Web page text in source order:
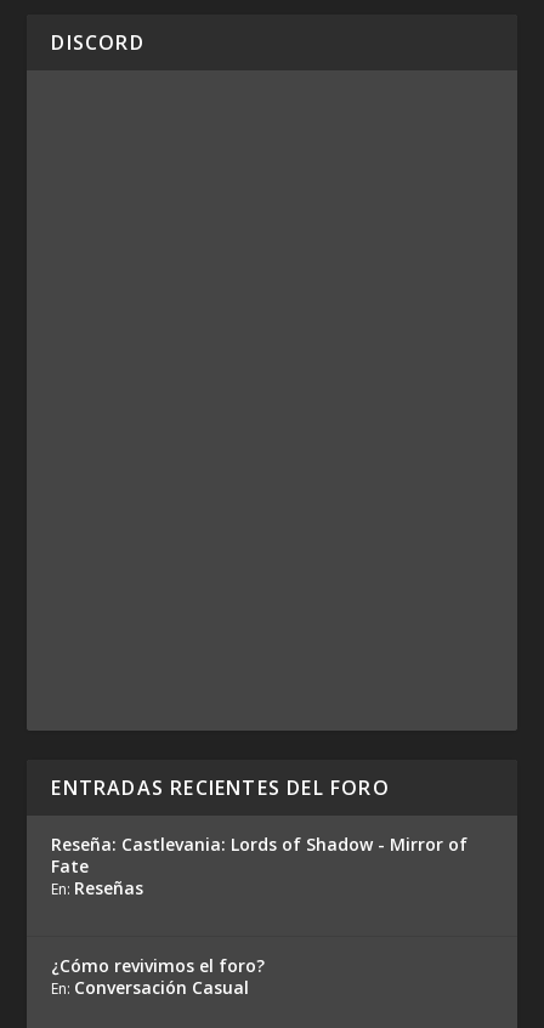
DISCORD
ENTRADAS RECIENTES DEL FORO
Reseña: Castlevania: Lords of Shadow - Mirror of
Fate
En: Reseñas
¿Cómo revivimos el foro?
En: Conversación Casual